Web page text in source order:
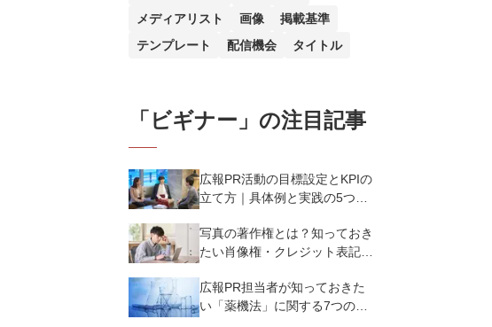
メディアリスト
画像
掲載基準
テンプレート
配信機会 タイトル
「ビギナー 」の注目記事
広報PR活動の目標設定とKPIの
立て方｜具体例と実践の5つの
写真の著作権とは？知っておき
たい肖像権・クレジット表記
利を解説
広報PR担当者が知っておきた
い「薬機法」に関する7つのこ